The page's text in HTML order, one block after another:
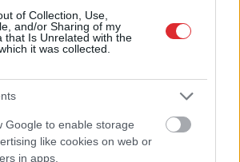
of Collection, Use,
and/or Sharing of my
that Is Unrelated with the
it was collected.
Google to enable storage
like cookies on web or
in apps.
nonāk uzmanības
centrā – šoreiz ar
superdārgu pulksteni
Ziņot